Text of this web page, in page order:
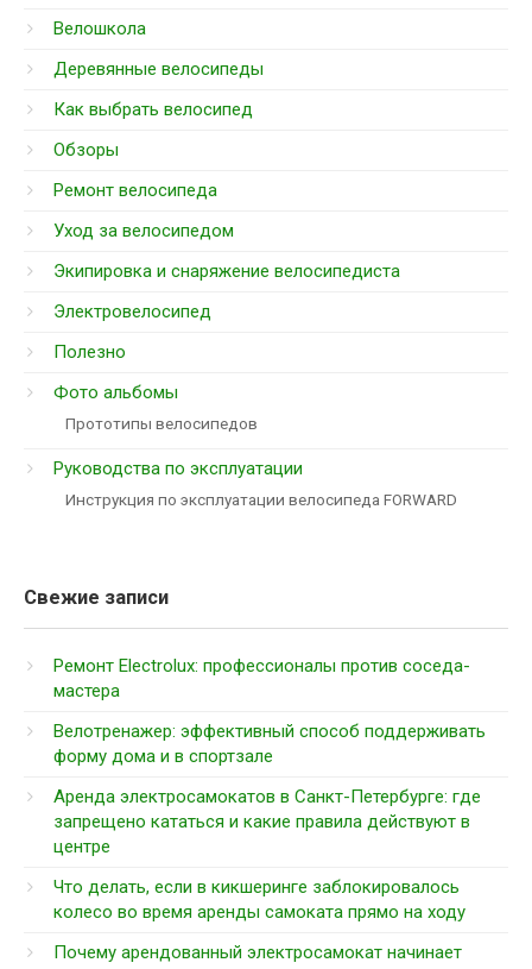
Велошкола
Деревянные велосипеды
Как выбрать велосипед
Обзоры
Ремонт велосипеда
Уход за велосипедом
Экипировка и снаряжение велосипедиста
Электровелосипед
Полезно
Фото альбомы
Прототипы велосипедов
Руководства по эксплуатации
Инструкция по эксплуатации велосипеда FORWARD
Свежие записи
Ремонт Electrolux: профессионалы против соседа-
мастера
Велотренажер: эффективный способ поддерживать
форму дома и в спортзале
Аренда электросамокатов в Санкт-Петербурге: где
запрещено кататься и какие правила действуют в
центре
Что делать, если в кикшеринге заблокировалось
колесо во время аренды самоката прямо на ходу
Почему арендованный электросамокат начинает